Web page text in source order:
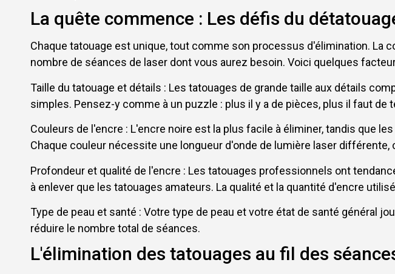
La quête commence : Les défis du
Chaque tatouage est unique, tout comme son processus d'élimination. La
nombre de séances de laser dont vous aurez besoin. Voici quelques
Taille du tatouage et détails : Les tatouages de grande taille aux détails
simples. Pensez-y comme à un puzzle : plus il y a de pièces, plus il faut de
Couleurs de l'encre : L'encre noire est la plus facile à éliminer, tandis que
Chaque couleur nécessite une longueur d'onde de lumière laser
Profondeur et qualité de l'encre : Les tatouages professionnels ont
à enlever que les tatouages amateurs. La qualité et la quantité d'encre
Type de peau et santé : Votre type de peau et votre état de santé général
réduire le nombre total de séances.
L'élimination des tatouages au fil des